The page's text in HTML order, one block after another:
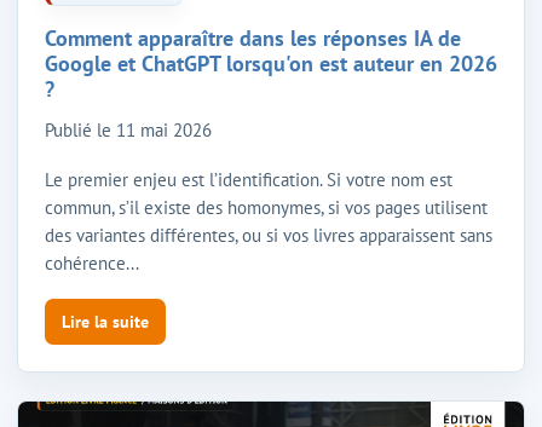
Comment apparaître dans les réponses IA de
Google et ChatGPT lorsqu'on est auteur en 2026
?
Publié le 11 mai 2026
Le premier enjeu est l’identification. Si votre nom est
commun, s’il existe des homonymes, si vos pages utilisent
des variantes différentes, ou si vos livres apparaissent sans
cohérence...
Lire la suite